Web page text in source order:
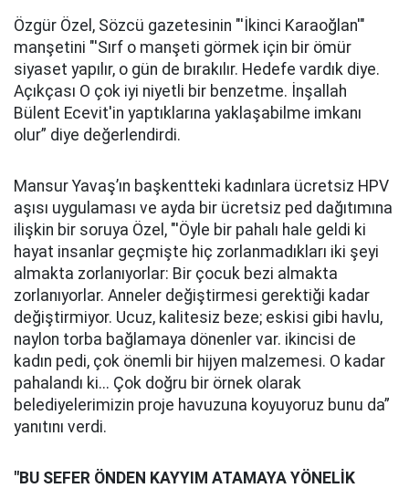
Özgür Özel, Sözcü gazetesinin "'İkinci Karaoğlan'"
manşetini "'Sırf o manşeti görmek için bir ömür
siyaset yapılır, o gün de bırakılır. Hedefe vardık diye.
Açıkçası O çok iyi niyetli bir benzetme. İnşallah
Bülent Ecevit'in yaptıklarına yaklaşabilme imkanı
olur” diye değerlendirdi.
Mansur Yavaş’ın başkentteki kadınlara ücretsiz HPV
aşısı uygulaması ve ayda bir ücretsiz ped dağıtımına
ilişkin bir soruya Özel, "'Öyle bir pahalı hale geldi ki
hayat insanlar geçmişte hiç zorlanmadıkları iki şeyi
almakta zorlanıyorlar: Bir çocuk bezi almakta
zorlanıyorlar. Anneler değiştirmesi gerektiği kadar
değiştirmiyor. Ucuz, kalitesiz beze; eskisi gibi havlu,
naylon torba bağlamaya dönenler var. ikincisi de
kadın pedi, çok önemli bir hijyen malzemesi. O kadar
pahalandı ki... Çok doğru bir örnek olarak
belediyelerimizin proje havuzuna koyuyoruz bunu da”
yanıtını verdi.
"BU SEFER ÖNDEN KAYYIM ATAMAYA YÖNELİK